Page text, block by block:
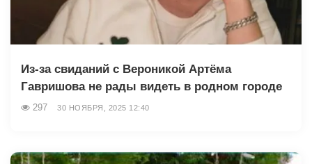
Из-за свиданий с Вероникой Артёма
Гавришова не рады видеть в родном городе
297 30 НОЯБРЯ, 2025 12:40